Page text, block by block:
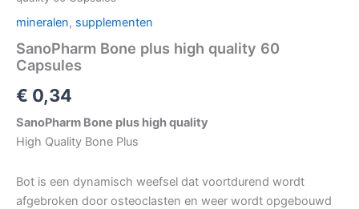
mineralen, supplementen
SanoPharm Bone plus high quality 60
Capsules
€ 0,34
SanoPharm Bone plus high quality
High Quality Bone Plus
Bot is een dynamisch weefsel dat voortdurend wordt
afgebroken door osteoclasten en weer wordt opgebouwd